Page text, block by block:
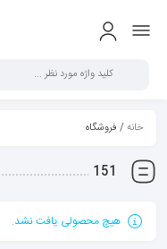
خانه/ فروشگاه
151
هیچ محصولی یافت نشد.